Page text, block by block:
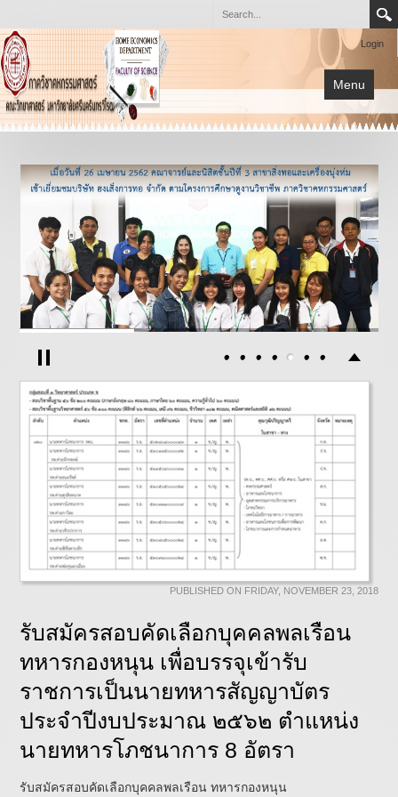
Login
Menu
หน้าแรก
การเรียนการสอน
เกี่ยวกับภาควิชา
โครงการต่างๆ
เอกสาร
กิจกรรม
PUBLISHED ON FRIDAY, NOVEMBER 23, 2018
รับสมัครสอบคัดเลือกบุคคลพลเรือน
ทหารกองหนุน เพื่อบรรจุเข้ารับ
ราชการเป็นนายทหารสัญญาบัตร
ประจำปีงบประมาณ ๒๕๖๒ ตำแหน่ง
นายทหารโภชนาการ 8 อัตรา
รับสมัครสอบคัดเลือกบุคคลพลเรือน ทหารกองหนุน